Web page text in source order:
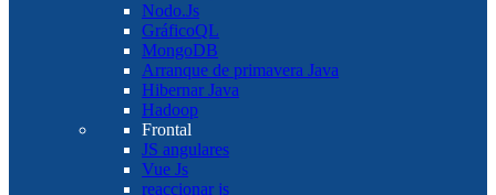
Nodo.Js
GráficoQL
MongoDB
Arranque de primavera Java
Hibernar Java
Hadoop
Frontal
JS angulares
Vue Js
reaccionar js